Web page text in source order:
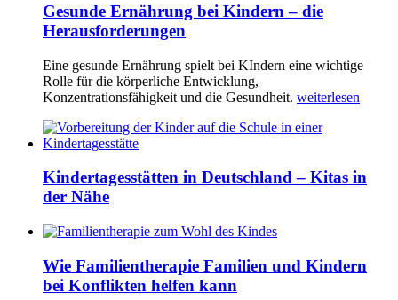
Gesunde Ernährung bei Kindern – die
Herausforderungen
Eine gesunde Ernährung spielt bei KIndern eine wichtige
Rolle für die körperliche Entwicklung,
Konzentrationsfähigkeit und die Gesundheit. weiterlesen
Kindertagesstätten in Deutschland – Kitas in
der Nähe
Wie Familientherapie Familien und Kindern
bei Konflikten helfen kann